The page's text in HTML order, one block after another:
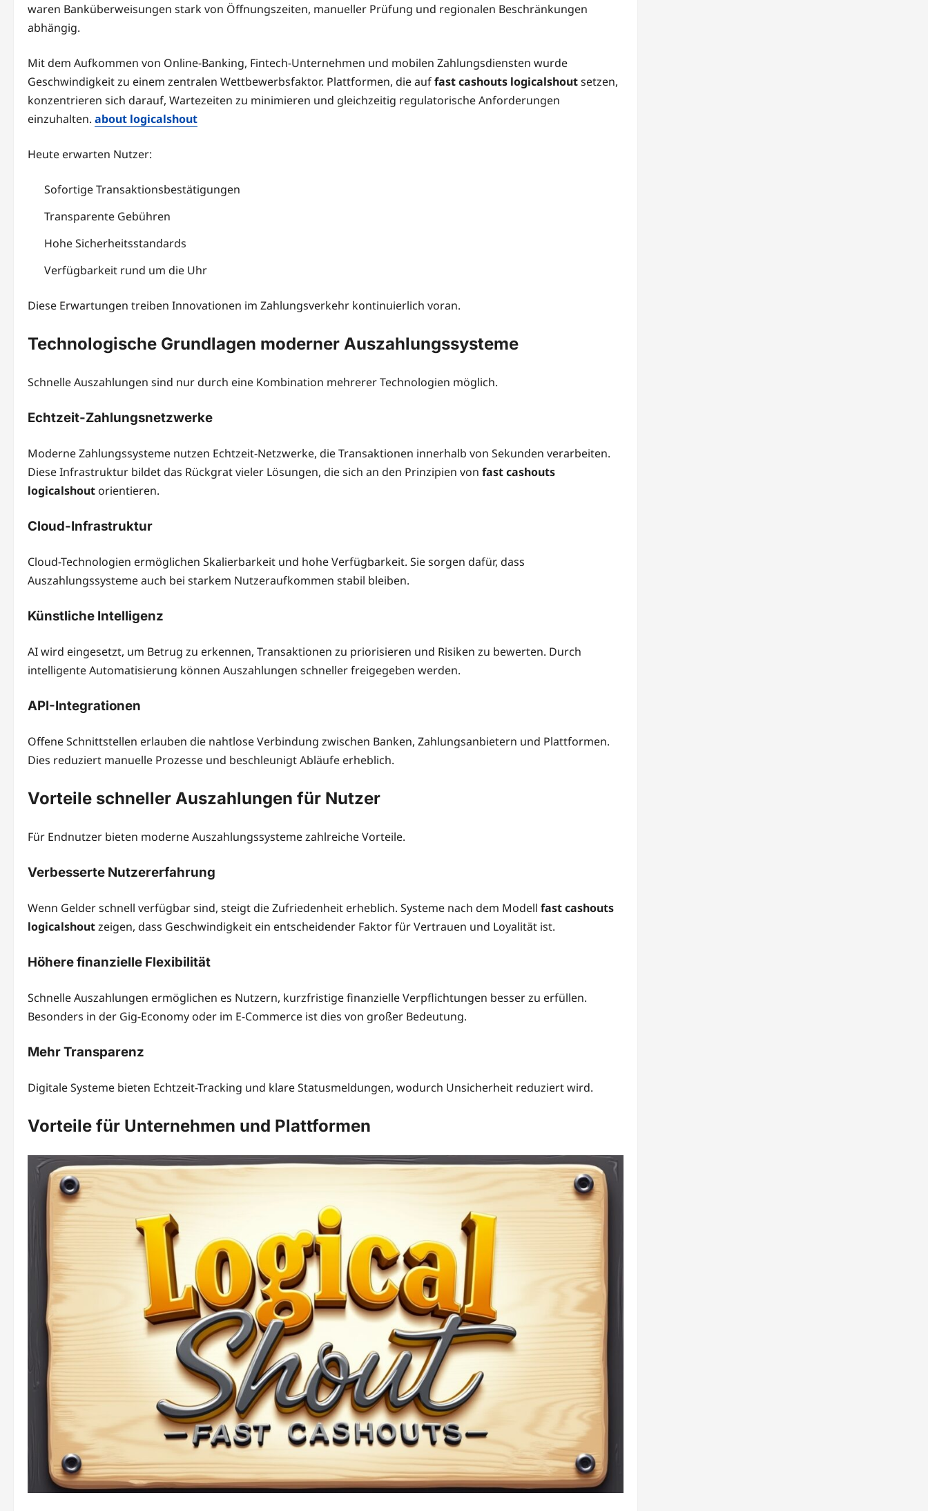
waren Banküberweisungen stark von Öffnungszeiten, manueller Prüfung und regionalen Beschränkungen
abhängig.
Mit dem Aufkommen von Online-Banking, Fintech-Unternehmen und mobilen Zahlungsdiensten wurde
Geschwindigkeit zu einem zentralen Wettbewerbsfaktor. Plattformen, die auffast cashouts logicalshoutsetzen,
konzentrieren sich darauf, Wartezeiten zu minimieren und gleichzeitig regulatorische Anforderungen
einzuhalten. about logicalshout
Heute erwarten Nutzer:
Sofortige Transaktionsbestätigungen
Transparente Gebühren
Hohe Sicherheitsstandards
Verfügbarkeit rund um die Uhr
Diese Erwartungen treiben Innovationen im Zahlungsverkehr kontinuierlich voran.
Technologische Grundlagen moderner Auszahlungssysteme
Schnelle Auszahlungen sind nur durch eine Kombination mehrerer Technologien möglich.
Echtzeit-Zahlungsnetzwerke
Moderne Zahlungssysteme nutzen Echtzeit-Netzwerke, die Transaktionen innerhalb von Sekunden verarbeiten.
Diese Infrastruktur bildet das Rückgrat vieler Lösungen, die sich an den Prinzipien von fast cashouts
logicalshout orientieren.
Cloud-Infrastruktur
Cloud-Technologien ermöglichen Skalierbarkeit und hohe Verfügbarkeit. Sie sorgen dafür, dass
Auszahlungssysteme auch bei starkem Nutzeraufkommen stabil bleiben.
Künstliche Intelligenz
AI wird eingesetzt, um Betrug zu erkennen, Transaktionen zu priorisieren und Risiken zu bewerten. Durch
intelligente Automatisierung können Auszahlungen schneller freigegeben werden.
API-Integrationen
Offene Schnittstellen erlauben die nahtlose Verbindung zwischen Banken, Zahlungsanbietern und Plattformen.
Dies reduziert manuelle Prozesse und beschleunigt Abläufe erheblich.
Vorteile schneller Auszahlungen für Nutzer
Für Endnutzer bieten moderne Auszahlungssysteme zahlreiche Vorteile.
Verbesserte Nutzererfahrung
Wenn Gelder schnell verfügbar sind, steigt die Zufriedenheit erheblich. Systeme nach dem Modell fast cashouts
logicalshoutzeigen, dass Geschwindigkeit ein entscheidender Faktor für Vertrauen und Loyalität ist.
Höhere finanzielle Flexibilität
Schnelle Auszahlungen ermöglichen es Nutzern, kurzfristige finanzielle Verpflichtungen besser zu erfüllen.
Besonders in der Gig-Economy oder im E-Commerce ist dies von großer Bedeutung.
Mehr Transparenz
Digitale Systeme bieten Echtzeit-Tracking und klare Statusmeldungen, wodurch Unsicherheit reduziert wird.
Vorteile für Unternehmen und Plattformen